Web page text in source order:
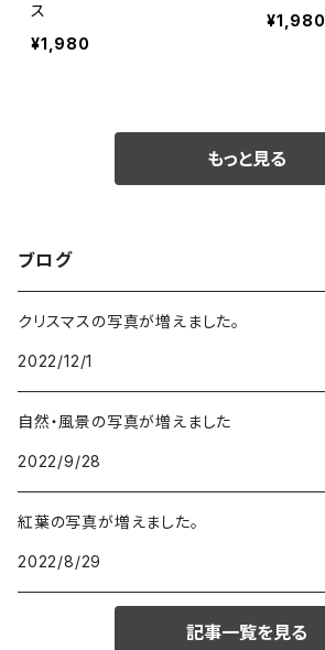
ス
¥1,980
¥1,980
もっと見る
ブログ
クリスマスの写真が増えました。
2022/12/1
自然・風景の写真が増えました
2022/9/28
紅葉の写真が増えました。
2022/8/29
記事一覧を見る